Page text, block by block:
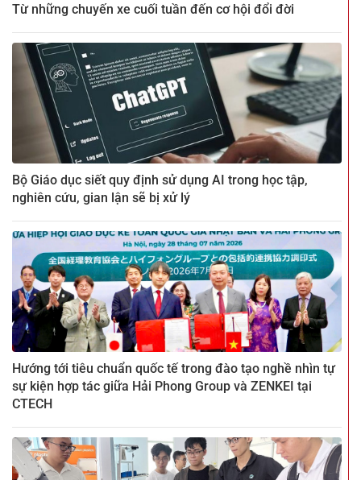
Từ những chuyến xe cuối tuần đến cơ hội đổi đời
Bộ Giáo dục siết quy định sử dụng AI trong học tập,
nghiên cứu, gian lận sẽ bị xử lý
Hướng tới tiêu chuẩn quốc tế trong đào tạo nghề nhìn tự
sự kiện hợp tác giữa Hải Phong Group và ZENKEI tại
CTECH